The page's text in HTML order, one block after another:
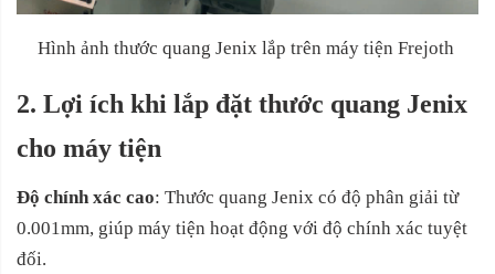
Hình ảnh thước quang Jenix lắp trên máy tiện Frejoth
2. Lợi ích khi lắp đặt thước quang Jenix
cho máy tiện
Độ chính xác cao: Thước quang Jenix có độ phân giải từ
0.001mm, giúp máy tiện hoạt động với độ chính xác tuyệt
đối.